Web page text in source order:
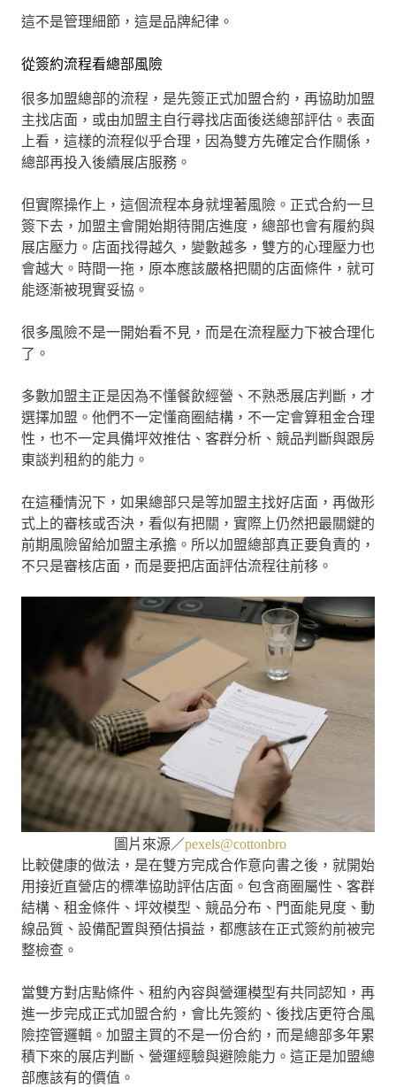
這不是管理細節，這是品牌紀律。
從簽約流程看總部風險
很多加盟總部的流程，是先簽正式加盟合約，再協助加盟
主找店面，或由加盟主自行尋找店面後送總部評估。表面
上看，這樣的流程似乎合理，因為雙方先確定合作關係，
總部再投入後續展店服務。
但實際操作上，這個流程本身就埋著風險。正式合約一旦
簽下去，加盟主會開始期待開店進度，總部也會有履約與
展店壓力。店面找得越久，變數越多，雙方的心理壓力也
會越大。時間一拖，原本應該嚴格把關的店面條件，就可
能逐漸被現實妥協。
很多風險不是一開始看不見，而是在流程壓力下被合理化
了。
多數加盟主正是因為不懂餐飲經營、不熟悉展店判斷，才
選擇加盟。他們不一定懂商圈結構，不一定會算租金合理
性，也不一定具備坪效推估、客群分析、競品判斷與跟房
東談判租約的能力。
在這種情況下，如果總部只是等加盟主找好店面，再做形
式上的審核或否決，看似有把關，實際上仍然把最關鍵的
前期風險留給加盟主承擔。所以加盟總部真正要負責的，
不只是審核店面，而是要把店面評估流程往前移。
圖片來源／pexels@cottonbro
比較健康的做法，是在雙方完成合作意向書之後，就開始
用接近直營店的標準協助評估店面。包含商圈屬性、客群
結構、租金條件、坪效模型、競品分布、門面能見度、動
線品質、設備配置與預估損益，都應該在正式簽約前被完
整檢查。
當雙方對店點條件、租約內容與營運模型有共同認知，再
進一步完成正式加盟合約，會比先簽約、後找店更符合風
險控管邏輯。加盟主買的不是一份合約，而是總部多年累
積下來的展店判斷、營運經驗與避險能力。這正是加盟總
部應該有的價值。